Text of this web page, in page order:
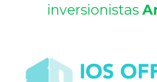
inversionistas